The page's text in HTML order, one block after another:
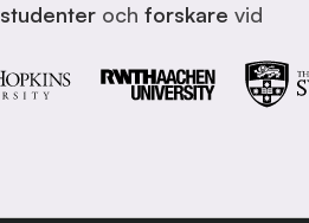
studenter och forskare vid